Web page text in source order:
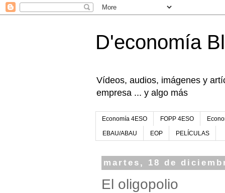
D'economía
Vídeos, audios, imágenes y
empresa ... y algo más
Economía 4ESO FOPP 4ESO
EBAU/ABAU EOP PELÍCULAS
martes, 18 de
El oligopolio